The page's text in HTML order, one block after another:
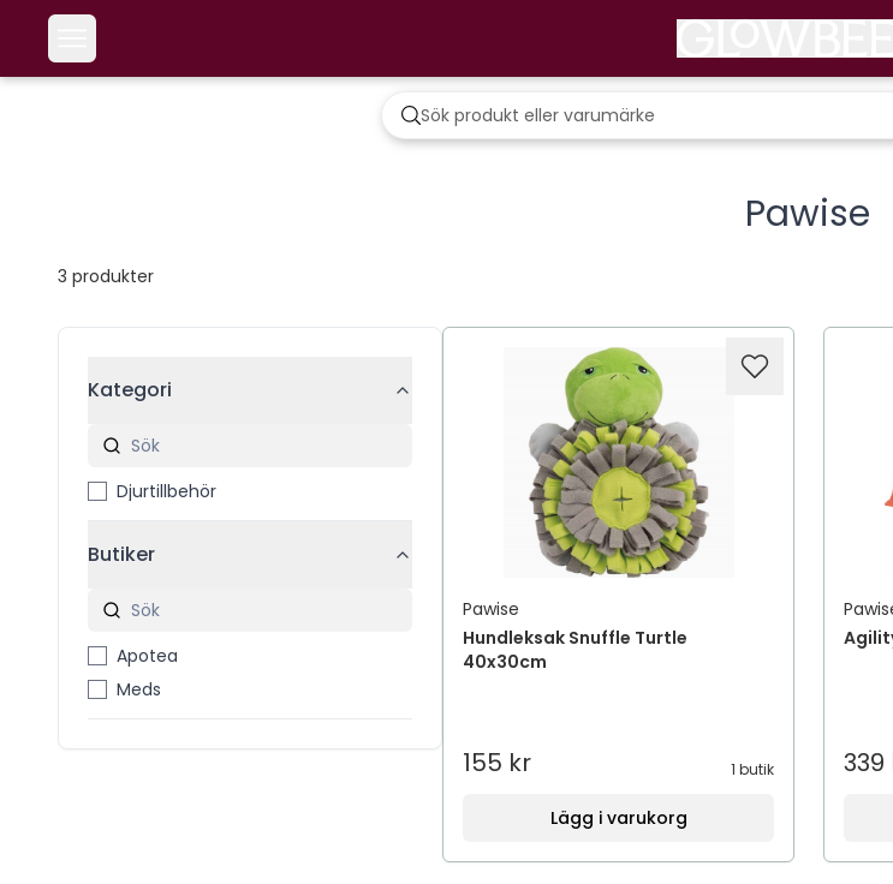
Pawise
3 produkter
Kategori
Djurtillbehör
Butiker
Apotea
Meds
Pawise
Hundleksak Snuffle Turtle
40x30cm
155 kr 1 butik
Lägg i varukorg
339